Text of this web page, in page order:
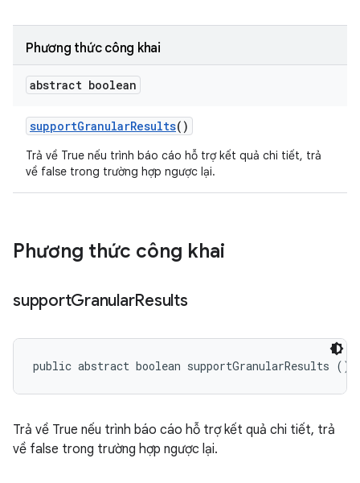
Phương thức công khai
abstract boolean
supportGranularResults()
Trả về True nếu trình báo cáo hỗ trợ kết quả chi tiết, trả
về false trong trường hợp ngược lại.
Phương thức công khai
supportGranularResults
public abstract boolean supportGranularResults ()
Trả về True nếu trình báo cáo hỗ trợ kết quả chi tiết, trả
về false trong trường hợp ngược lại.